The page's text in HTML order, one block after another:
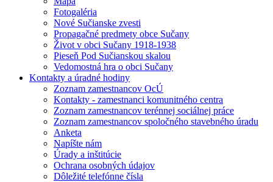
Fotogaléria
Nové Sučianske zvesti
Propagačné predmety obce Sučany
Život v obci Sučany 1918-1938
Pieseň Pod Sučianskou skalou
Vedomostná hra o obci Sučany
Kontakty a úradné hodiny
Zoznam zamestnancov OcÚ
Kontakty - zamestnanci komunitného centra
Zoznam zamestnancov terénnej sociálnej práce
Zoznam zamestnancov spoločného stavebného úradu
Anketa
Napíšte nám
Úrady a inštitúcie
Ochrana osobných údajov
Dôležité telefónne čísla